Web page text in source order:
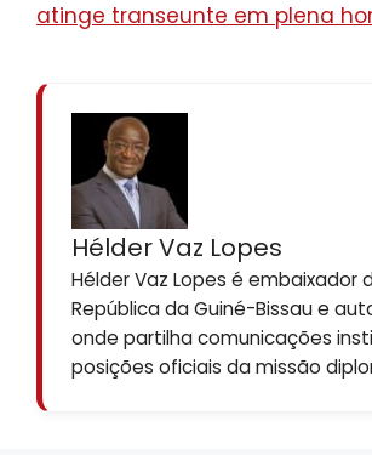
atinge transeunte em plena
Hélder Vaz Lopes
Hélder Vaz Lopes é embaixador
República da Guiné-Bissau e
onde partilha comunicações
posições oficiais da missão